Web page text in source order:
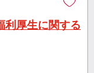
利厚生に関する